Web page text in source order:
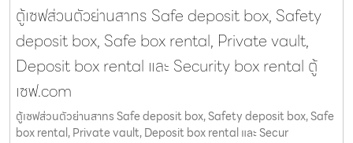
ตู้เซฟส่วนตัวย่านสาทร Safe deposit box, Safety
deposit box, Safe box rental, Private vault,
Deposit box rental และ Security box rental ตู้
เซฟ.com
ตู้เซฟส่วนตัวย่านสาทร Safe deposit box, Safety deposit box, Safe
box rental, Private vault, Deposit box rental และ Secur